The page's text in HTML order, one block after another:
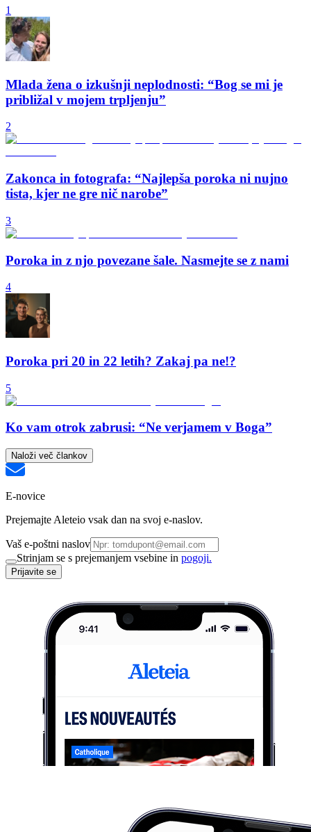
1
Mlada žena o izkušnji neplodnosti: “Bog se mi je
približal v mojem trpljenju”
2
Zakonca in fotografa: “Najlepša poroka ni nujno
tista, kjer ne gre nič narobe”
3
Poroka in z njo povezane šale. Nasmejte se z nami
4
Poroka pri 20 in 22 letih? Zakaj pa ne!?
5
Ko vam otrok zabrusi: “Ne verjamem v Boga”
Naloži več člankov
E-novice
Prejemajte Aleteio vsak dan na svoj e-naslov.
Vaš e-poštni naslov
Strinjam se s prejemanjem vsebine in pogoji.
Prijavite se